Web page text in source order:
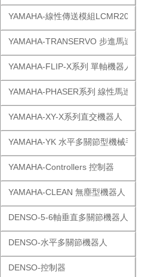
YAMAHA-線性傳送模組LCMR200
YAMAHA-TRANSERVO 步進馬達單軸
YAMAHA-FLIP-X系列 單軸機器人
YAMAHA-PHASER系列 線性馬達
YAMAHA-XY-X系列直交機器人
YAMAHA-YK 水平多關節型機械手
YAMAHA-Controllers 控制器
YAMAHA-CLEAN 無塵型機器人
DENSO-5-6軸垂直多關節機器人
DENSO-水平多關節機器人
DENSO-控制器